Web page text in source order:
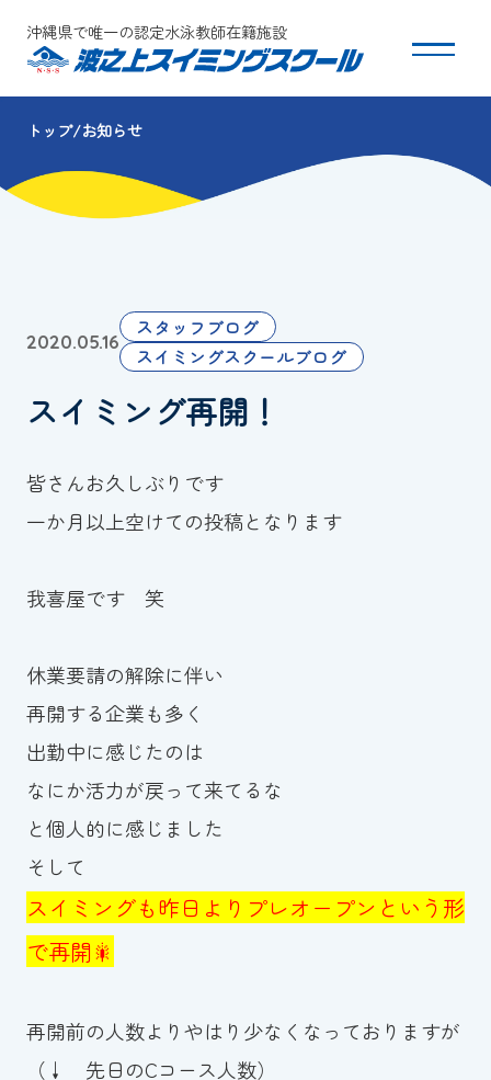
沖縄県で唯一の認定水泳教師在籍施設
スクールについて
コース・クラス紹介
団体会員募集
保護者の方へ
採用情報
お知らせ
カレンダー
お問い合わせ
Tel.098-863-7264
メールでお問い合わせ
体験申し込みはこちら!
トップ お知らせ
2020.05.16
スタッフブログ
スイミングスクールブログ
スイミング再開！
皆さんお久しぶりです
一か月以上空けての投稿となります
我喜屋です 笑
休業要請の解除に伴い
再開する企業も多く
出勤中に感じたのは
なにか活力が戻って来てるな
と個人的に感じました
そして
スイミングも昨日よりプレオープンという形
で再開🎇
再開前の人数よりやはり少なくなっておりますが
（↓ 先日のCコース人数）